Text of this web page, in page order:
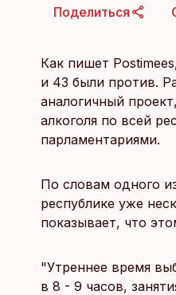
Поделиться
Как пишет
и 43 были против.
аналогичный
алкоголя по всей
парламентариями.
По словам одного
республике уже
показывает, что
"Утреннее время
в 8 - 9 часов,